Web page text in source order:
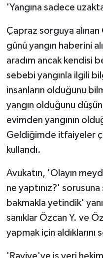
'Yangına sadece
Çapraz sorguya
günü yangın haberini
aradım ancak kendisi
sebebi yangınla ilgili
insanların olduğunu
yangın olduğunu
evimden yangının
Geldiğimde itfaiyeler
kullandı.
Avukatın, 'Olayın
ne yaptınız?'
bakmakla yetindik'
sanıklar Özcan Y. ve
yapmak için aldıklarını
'Ravive'ye iş yeri